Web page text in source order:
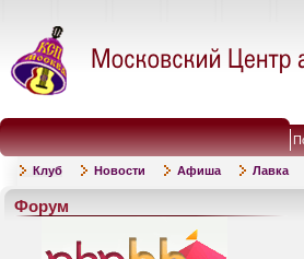
Клуб Новости Афиша Лавка
Форум